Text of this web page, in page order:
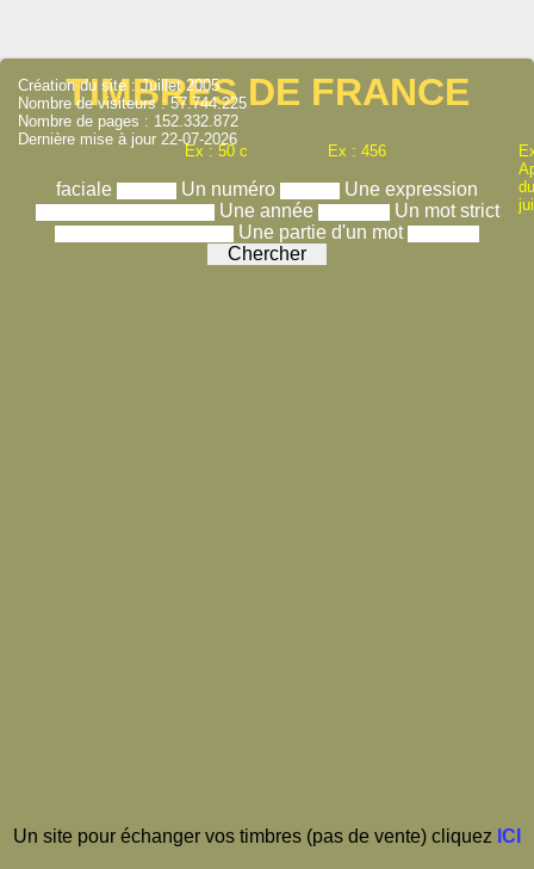
TIMBRES DE FRANCE
Ex : 50 c Ex : 456
faciale Un numéro
Une expression
Une année
Un mot strict
Une partie d'un mot
Création du site : Juillet 2005
Nombre de visiteurs : 57.744.225
Nombre de pages : 152.332.872
Dernière mise à jour 22-07-2026
Un site pour échanger vos timbres (pas de vente) cliquez ICI